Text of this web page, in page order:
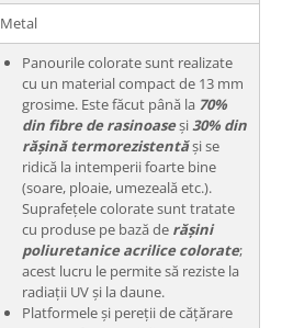
Metal
Panourile colorate sunt realizate
cu un material compact de 13 mm
grosime. Este făcut până la 70%
din fibre de rasinoaseși30% din
rășină termorezistentăși se
ridică la intemperii foarte bine
(soare, ploaie, umezeală etc.).
Suprafețele colorate sunt tratate
cu produse pe bază de rășini
poliuretanice acrilice colorate;
acest lucru le permite să reziste la
radiații UV și la daune.
Platformele și pereții de cățărare